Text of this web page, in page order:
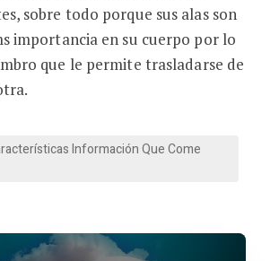
sobre todo porque sus alas son
importancia en su cuerpo por lo
que le permite trasladarse de
Información Que Come